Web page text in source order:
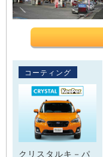
コーティング
クリスタルキ－パ